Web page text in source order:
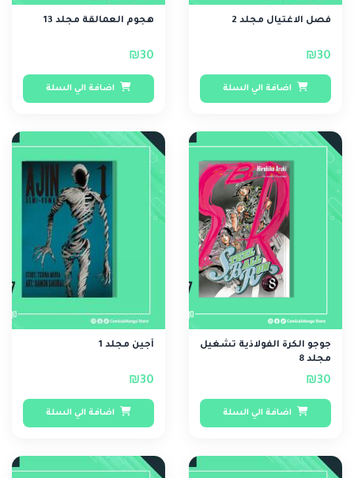
فصل الاغتيال مجلد 2
₪30
اضافة الي السلة
هجوم العمالقة مجلد 13
₪30
اضافة الي السلة
جوجو الكرة الفولاذية تشغيل
مجلد 8
₪30
اضافة الي السلة
أجين مجلد 1
₪30
اضافة الي السلة